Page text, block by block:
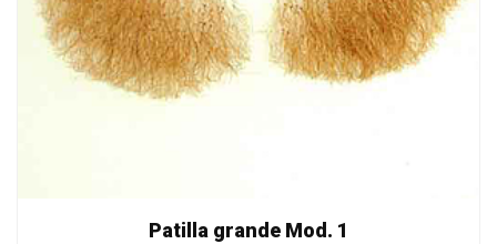
Patilla grande Mod. 1